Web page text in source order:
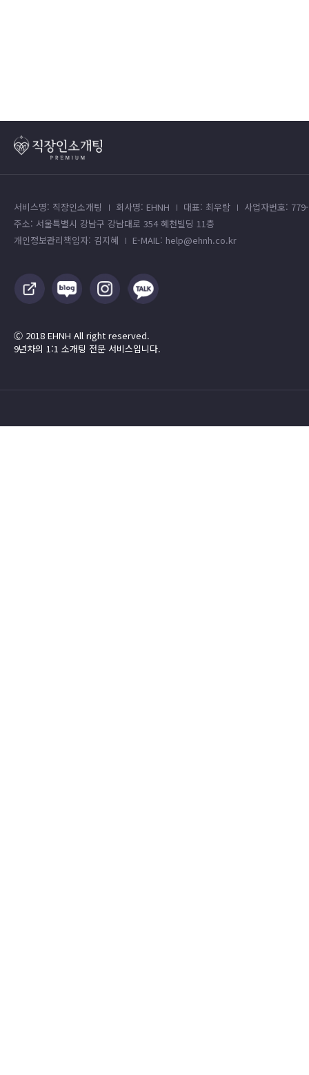
서비스명: 직장인소개팅 회사명: EHNH 대표: 최우람
사업자번호:
주소: 서울특별시 강남구 강남대로 354 혜천빌딩 11층
개인정보관리책임자: 김지혜
E-MAIL: help@ehnh.co.kr
Ⓒ 2018 EHNH All right reserved.
9년차의 1:1 소개팅 전문 서비스입니다.